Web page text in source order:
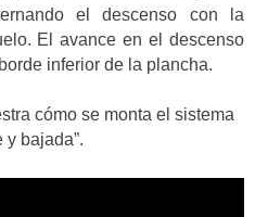
el descenso con la
El avance en el descenso
inferior de la plancha.
cómo se monta el sistema
y bajada”.